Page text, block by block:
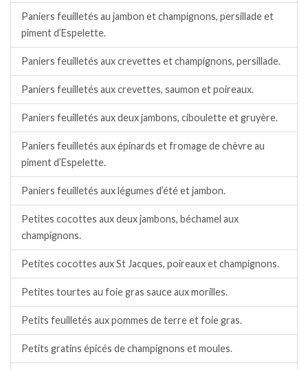
Paniers feuilletés au jambon et champignons, persillade et
piment d’Espelette.
Paniers feuilletés aux crevettes et champignons, persillade.
Paniers feuilletés aux crevettes, saumon et poireaux.
Paniers feuilletés aux deux jambons, ciboulette et gruyère.
Paniers feuilletés aux épinards et fromage de chèvre au
piment d’Espelette.
Paniers feuilletés aux légumes d’été et jambon.
Petites cocottes aux deux jambons, béchamel aux
champignons.
Petites cocottes aux St Jacques, poireaux et champignons.
Petites tourtes au foie gras sauce aux morilles.
Petits feuilletés aux pommes de terre et foie gras.
Petits gratins épicés de champignons et moules.